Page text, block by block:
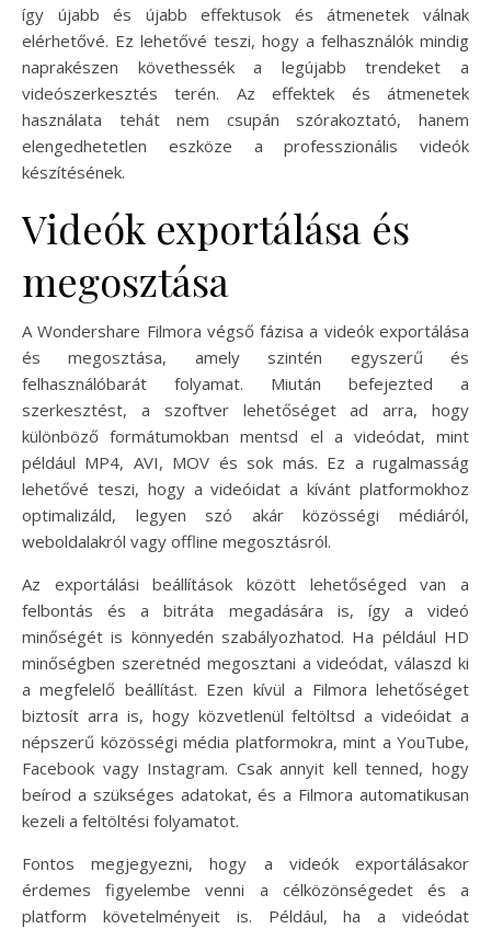
így újabb és újabb effektusok és átmenetek válnak
elérhetővé. Ez lehetővé teszi, hogy a felhasználók mindig
naprakészen követhessék a legújabb trendeket a
videószerkesztés terén. Az effektek és átmenetek
használata tehát nem csupán szórakoztató, hanem
elengedhetetlen eszköze a professzionális videók
készítésének.
Videók exportálása és
megosztása
A Wondershare Filmora végső fázisa a videók exportálása
és megosztása, amely szintén egyszerű és
felhasználóbarát folyamat. Miután befejezted a
szerkesztést, a szoftver lehetőséget ad arra, hogy
különböző formátumokban mentsd el a videódat, mint
például MP4, AVI, MOV és sok más. Ez a rugalmasság
lehetővé teszi, hogy a videóidat a kívánt platformokhoz
optimalizáld, legyen szó akár közösségi médiáról,
weboldalakról vagy offline megosztásról.
Az exportálási beállítások között lehetőséged van a
felbontás és a bitráta megadására is, így a videó
minőségét is könnyedén szabályozhatod. Ha például HD
minőségben szeretnéd megosztani a videódat, válaszd ki
a megfelelő beállítást. Ezen kívül a Filmora lehetőséget
biztosít arra is, hogy közvetlenül feltöltsd a videóidat a
népszerű közösségi média platformokra, mint a YouTube,
Facebook vagy Instagram. Csak annyit kell tenned, hogy
beírod a szükséges adatokat, és a Filmora automatikusan
kezeli a feltöltési folyamatot.
Fontos megjegyezni, hogy a videók exportálásakor
érdemes figyelembe venni a célközönségedet és a
platform követelményeit is. Például, ha a videódat